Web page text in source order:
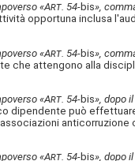
«Art. 54-bis»,
opportuna inclusa
«Art . 54-bis»,
che attengono alla
«Art . 54-bis», dopo
dipendente può
«Art. 54-bis», dopo